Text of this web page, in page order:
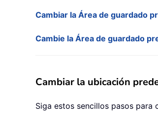
Cambiar la Área de guardado
Cambie la Área de guardado
Cambiar la ubicación
Siga estos sencillos pasos